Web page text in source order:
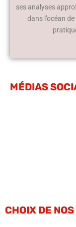
ses analyses
dans l’océan
MÉDIAS
CHOIX DE